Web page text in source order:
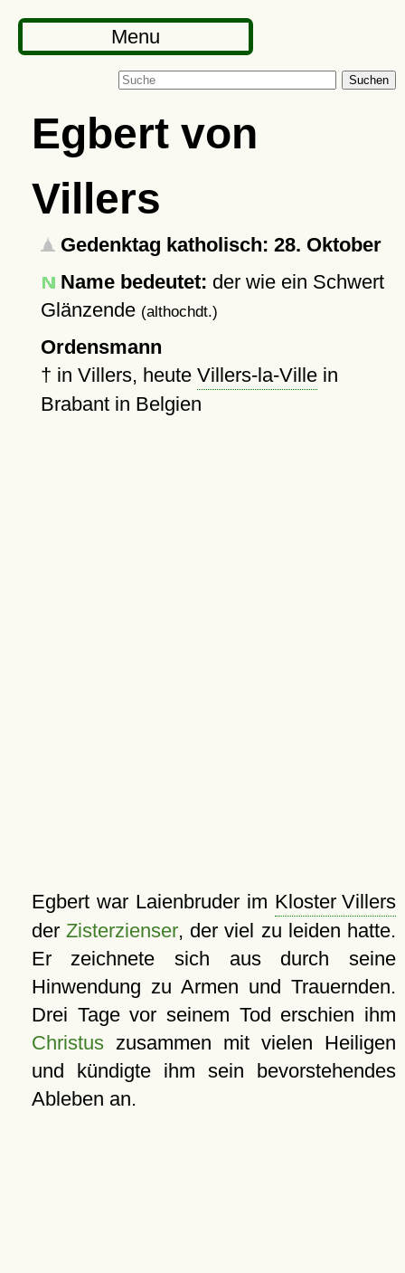
Menu
Suchen
Egbert von
Villers
Gedenktag katholisch: 28. Oktober
Name bedeutet: der wie ein Schwert
Glänzende (althochdt.)
Ordensmann
† in Villers, heute Villers-la-Villein
Brabant in Belgien
Egbert war Laienbruder im Kloster Villers
derZisterzienser, der viel zu leiden hatte.
Er zeichnete sich aus durch seine
Hinwendung zu Armen und Trauernden.
Drei Tage vor seinem Tod erschien ihm
Christuszusammen mit vielen Heiligen
und kündigte ihm sein bevorstehendes
Ableben an.